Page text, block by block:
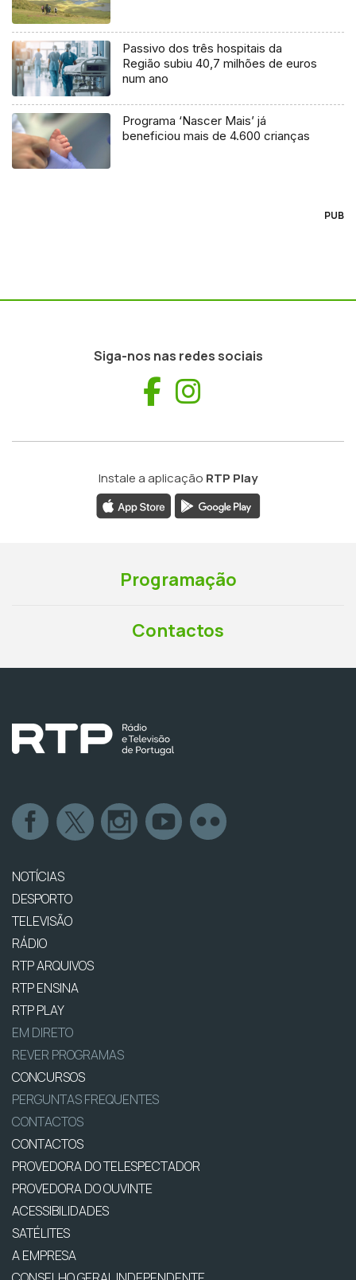
Passivo dos três hospitais da
Região subiu 40,7 milhões de euros
num ano
Programa ‘Nascer Mais’ já
beneficiou mais de 4.600 crianças
PUB
Siga-nos nas redes sociais
Facebook
Instale a aplicação RTP Play
Programação
Contactos
NOTÍCIAS
DESPORTO
TELEVISÃO
RÁDIO
RTP ARQUIVOS
RTP ENSINA
RTP PLAY
EM DIRETO
REVER PROGRAMAS
CONCURSOS
PERGUNTAS FREQUENTES
CONTACTOS
CONTACTOS
PROVEDORA DO TELESPECTADOR
PROVEDORA DO OUVINTE
ACESSIBILIDADES
SATÉLITES
A EMPRESA